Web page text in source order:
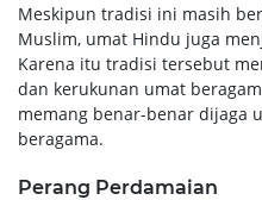
Meskipun tradisi ini masih
Muslim, umat Hindu juga
Karena itu tradisi tersebut
dan kerukunan umat
memang benar-benar dijaga
beragama.
Perang Perdamaian